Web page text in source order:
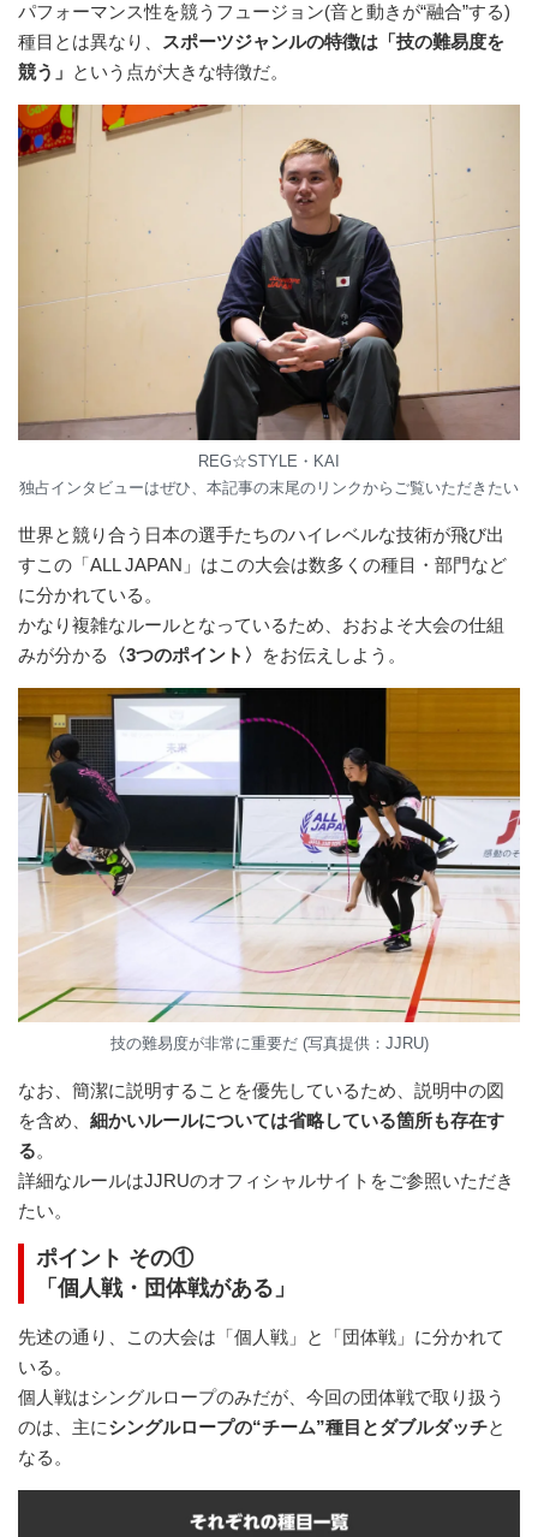
パフォーマンス性を競うフュージョン(音と動きが“融合”する)
種目とは異なり、
スポーツジャンルの特徴は「技の難易度を
競う」 という点が大きな特徴だ。
REG☆STYLE・KAI
独占インタビューはぜひ、本記事の末尾のリンクからご覧いただきたい
世界と競り合う日本の選手たちのハイレベルな技術が飛び出
すこの「ALL JAPAN」はこの大会は数多くの種目・部門など
に分かれている。
かなり複雑なルールとなっているため、おおよそ大会の仕組
みが分かる
〈3つのポイント〉 をお伝えしよう。
技の難易度が非常に重要だ (写真提供：JJRU)
なお、簡潔に説明することを優先しているため、説明中の図
を含め、 細かいルールについては省略している箇所も存在す
る。
詳細なルールはJJRUのオフィシャルサイトをご参照いただき
たい。
ポイント その①
「 個人戦・団体戦がある 」
先述の通り、この大会は「個人戦」と「団体戦」に分かれて
いる。
個人戦はシングルロープのみだが、今回の団体戦で取り扱う
のは、主にシングルロープの“チーム”種目とダブルダッチと
なる。